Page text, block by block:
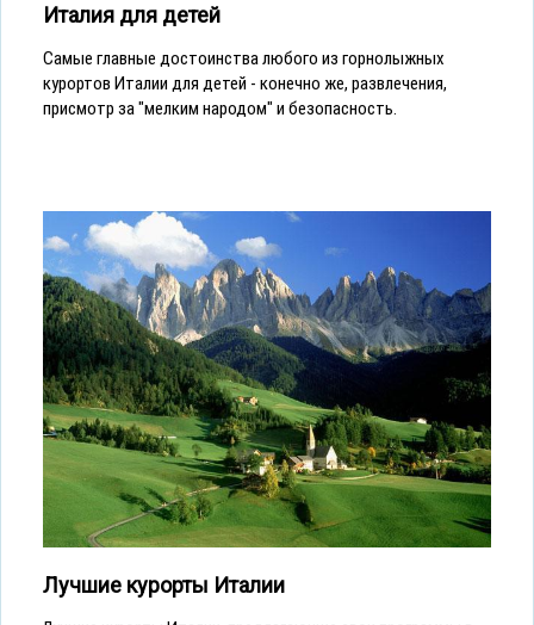
Италия для детей
Cамые главные достоинства любого из горнолыжных
курортов Италии для детей - конечно же, развлечения,
присмотр за "мелким народом" и безопасность.
Лучшие курорты Италии